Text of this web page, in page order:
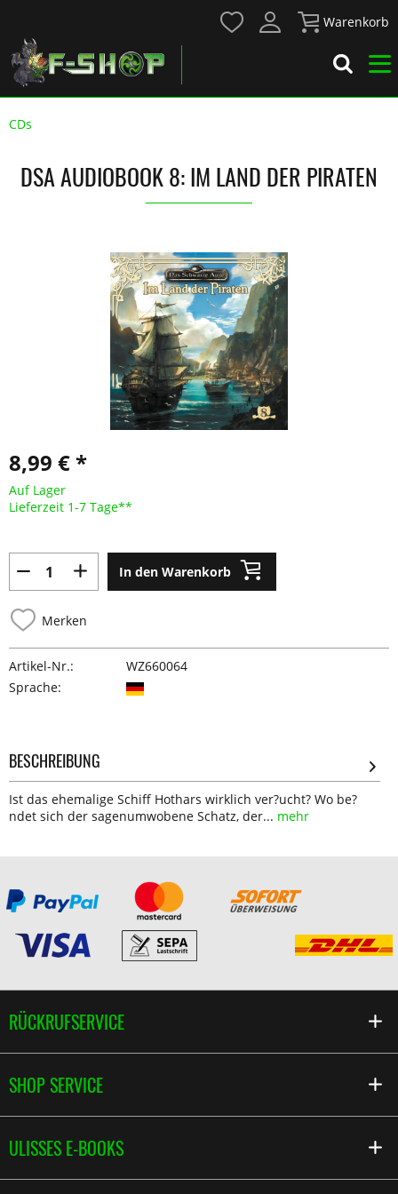
Warenkorb
CDs
DSA AUDIOBOOK 8: IM LAND DER PIRATEN
8,99 € *
Auf Lager
Lieferzeit 1-7 Tage**
In den Warenkorb
Merken
Artikel-Nr.:
WZ660064
Sprache:
BESCHREIBUNG
Ist das ehemalige Schiff Hothars wirklich ver?ucht? Wo be?
ndet sich der sagenumwobene Schatz, der... mehr
RÜCKRUFSERVICE
SHOP SERVICE
ULISSES E-BOOKS